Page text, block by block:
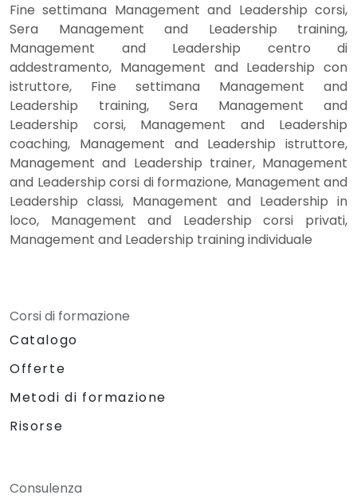
Fine settimana Management and Leadership corsi,
Sera Management and Leadership training,
Management and Leadership centro di
addestramento, Management and Leadership con
istruttore, Fine settimana Management and
Leadership training, Sera Management and
Leadership corsi, Management and Leadership
coaching, Management and Leadership istruttore,
Management and Leadership trainer, Management
and Leadership corsi di formazione, Management and
Leadership classi, Management and Leadership in
loco, Management and Leadership corsi privati,
Management and Leadership training individuale
Corsi di formazione
Catalogo
Offerte
Metodi di formazione
Risorse
Consulenza